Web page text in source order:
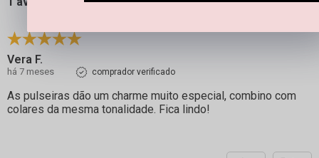
Vera F.
há 7 meses comprador verificado
As pulseiras dão um charme muito especial, combino com
colares da mesma tonalidade. Fica lindo!